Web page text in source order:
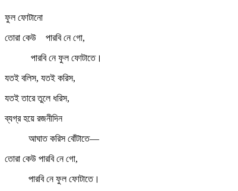
ফুল ফোটানো
তোরা কেউ
পারবি নে গো,
পারবি নে ফুল ফোটাতে।
যতই বলিস, যতই করিস,
যতই তারে তুলে ধরিস,
ব্যগ্র হয়ে রজনীদিন
আঘাত করিস বোঁটাতে—
তোরা কেউ পারবি নে গো,
পারবি নে ফুল ফোটাতে।